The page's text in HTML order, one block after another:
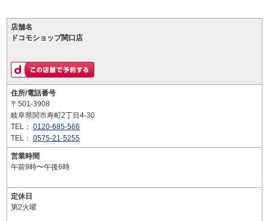
店舗名
ドコモショップ関口店
住所/電話番号
〒501-3908
岐阜県関市寿町2丁目4-30
TEL： 0120-685-566
TEL： 0575-21-5255
営業時間
午前9時〜午後6時
定休日
第2火曜